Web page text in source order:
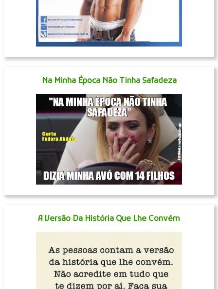
Na Minha Época Não Tinha Safadeza
A Versão Da História Que Lhe Convém